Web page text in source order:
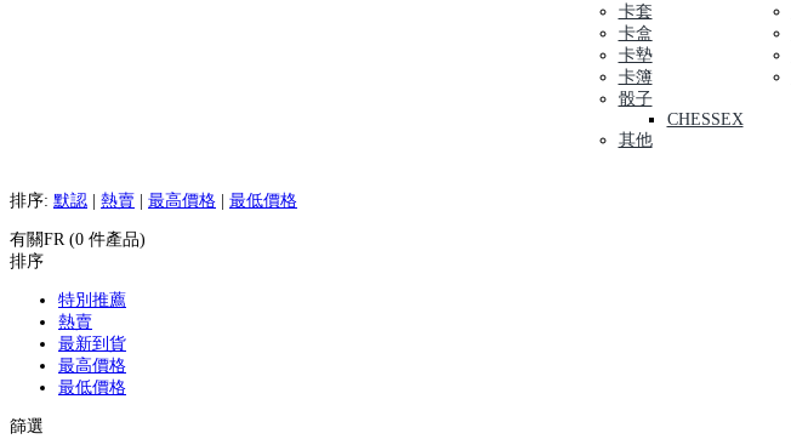
卡套
卡盒
卡墊
卡簿
骰子
CHESSEX
其他
排序: 默認 熱賣 最高價格 最低價格
有關FR (0 件產品)
排序
特別推薦
熱賣
最新到貨
最高價格
最低價格
篩選